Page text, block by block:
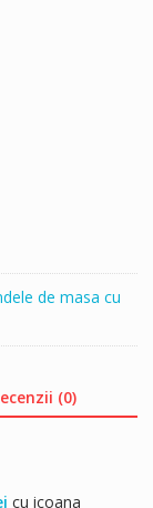
de masa cu
(0)
cu icoana